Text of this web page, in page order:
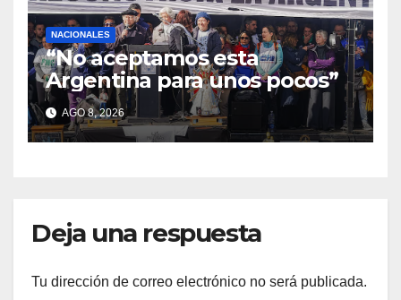
NACIONALES
“No aceptamos esta
Argentina para unos pocos”
AGO 8, 2026
Deja una respuesta
Tu dirección de correo electrónico no será publicada.